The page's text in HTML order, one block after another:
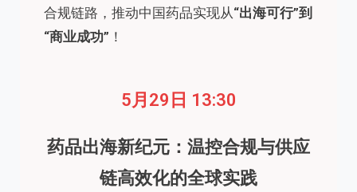
合规链路，推动中国药品实现从“出海可行”到
“商业成功” ！
5月29日 13:30
药品出海新纪元： 温控合规与供应
链高效化的全球实践